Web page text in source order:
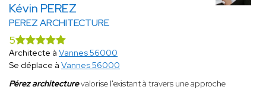
Kévin PEREZ
PEREZ ARCHITECTURE
5
Architecte à Vannes 56000
Se déplace à Vannes 56000
Pérez architecturevalorise l'existant à travers une approche